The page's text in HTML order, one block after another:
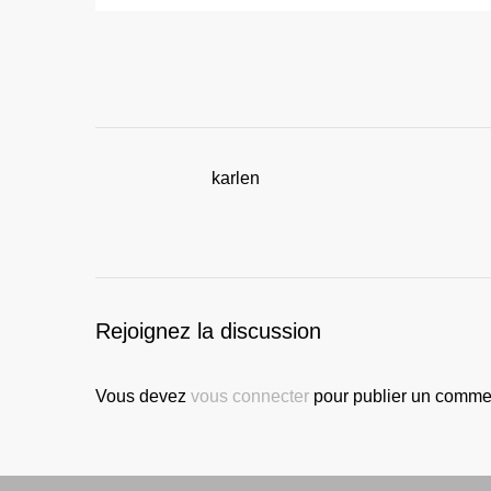
karlen
Rejoignez la discussion
Vous devez vous connecter pour publier un